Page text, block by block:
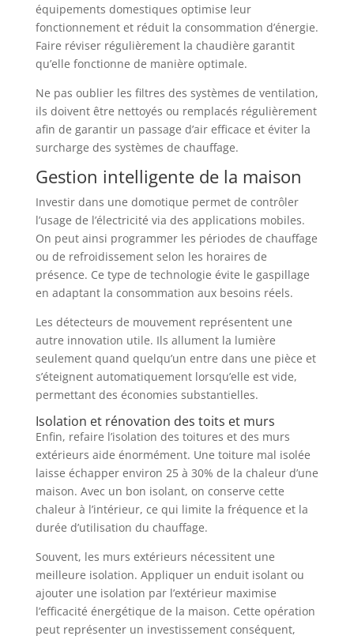
équipements domestiques optimise leur
fonctionnement et réduit la consommation d’énergie.
Faire réviser régulièrement la chaudière garantit
qu’elle fonctionne de manière optimale.
Ne pas oublier les filtres des systèmes de ventilation,
ils doivent être nettoyés ou remplacés régulièrement
afin de garantir un passage d’air efficace et éviter la
surcharge des systèmes de chauffage.
Gestion intelligente de la maison
Investir dans une domotique permet de contrôler
l’usage de l’électricité via des applications mobiles.
On peut ainsi programmer les périodes de chauffage
ou de refroidissement selon les horaires de
présence. Ce type de technologie évite le gaspillage
en adaptant la consommation aux besoins réels.
Les détecteurs de mouvement représentent une
autre innovation utile. Ils allument la lumière
seulement quand quelqu’un entre dans une pièce et
s’éteignent automatiquement lorsqu’elle est vide,
permettant des économies substantielles.
Isolation et rénovation des toits et murs
Enfin, refaire l’isolation des toitures et des murs
extérieurs aide énormément. Une toiture mal isolée
laisse échapper environ 25 à 30% de la chaleur d’une
maison. Avec un bon isolant, on conserve cette
chaleur à l’intérieur, ce qui limite la fréquence et la
durée d’utilisation du chauffage.
Souvent, les murs extérieurs nécessitent une
meilleure isolation. Appliquer un enduit isolant ou
ajouter une isolation par l’extérieur maximise
l’efficacité énergétique de la maison. Cette opération
peut représenter un investissement conséquent,